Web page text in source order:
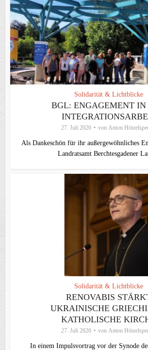
Solidarität & Lichtblicke
BGL: ENGAGEMENT IN
27. Juli 2026 von Anton
Als Dankeschön für ihr außergewöhnliches
Landratsamt Berchtesgadener
Solidarität & Lichtblicke
RENOVABIS
UKRAINISCHE
KATHOLISCHE
27. Juli 2026 von Anton
In einem Impulsvortrag vor der Synode